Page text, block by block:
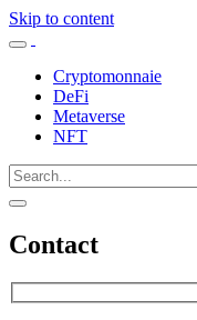
Skip to content
Cryptomonnaie
DeFi
Metaverse
NFT
Contact